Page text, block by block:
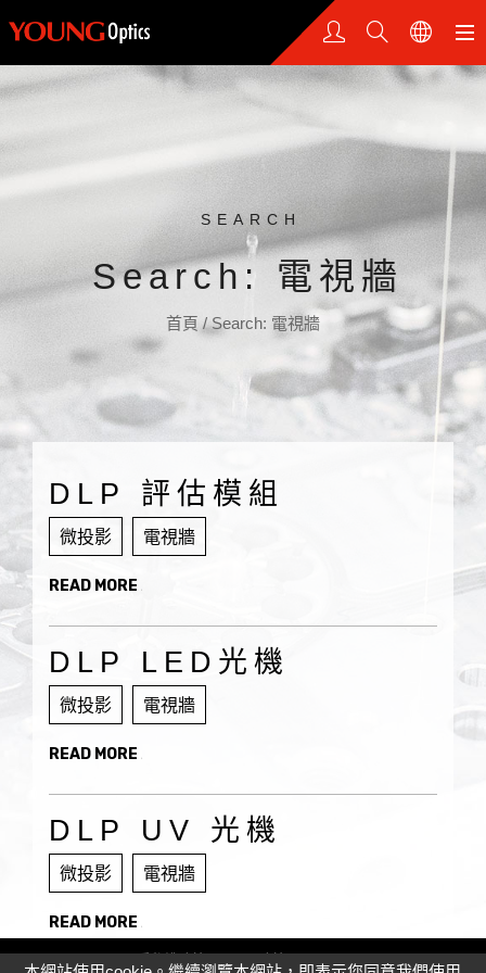
SEARCH
Search: 電視牆
首頁 / Search: 電視牆
DLP 評估模組
微投影 電視牆
READ MORE
DLP LED光機
微投影 電視牆
READ MORE
DLP UV 光機
微投影 電視牆
READ MORE
隱私權政策 Cookie政策 Site Map